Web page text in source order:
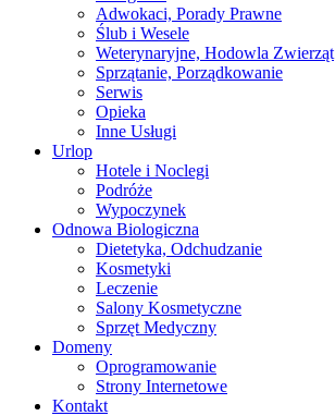
Adwokaci, Porady Prawne
Ślub i Wesele
Weterynaryjne, Hodowla Zwierząt
Sprzątanie, Porządkowanie
Serwis
Opieka
Inne Usługi
Urlop
Hotele i Noclegi
Podróże
Wypoczynek
Odnowa Biologiczna
Dietetyka, Odchudzanie
Kosmetyki
Leczenie
Salony Kosmetyczne
Sprzęt Medyczny
Domeny
Oprogramowanie
Strony Internetowe
Kontakt